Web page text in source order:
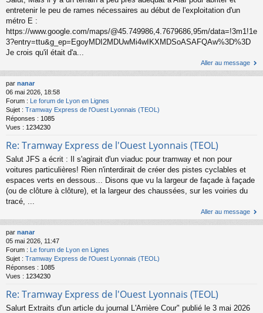
entretenir le peu de rames nécessaires au début de l'exploitation d'un
métro E :
https://www.google.com/maps/@45.749986,4.7679686,95m/data=!3m1!1e
3?entry=ttu&g_ep=EgoyMDI2MDUwMi4wIKXMDSoASAFQAw%3D%3D
Je crois qu'il était d'a...
Aller au message
par nanar
06 mai 2026, 18:58
Forum :
Le forum de Lyon en Lignes
Sujet : Tramway Express de l'Ouest Lyonnais (TEOL)
Réponses : 1085
Vues : 1234230
Re: Tramway Express de l'Ouest Lyonnais (TEOL)
Salut JFS a écrit : Il s'agirait d'un viaduc pour tramway et non pour
voitures particulières! Rien n'interdirait de créer des pistes cyclables et
espaces verts en dessous... Disons que vu la largeur de façade à façade
(ou de clôture à clôture), et la largeur des chaussées, sur les voiries du
tracé, ...
Aller au message
par nanar
05 mai 2026, 11:47
Forum : Le forum de Lyon en Lignes
Sujet : Tramway Express de l'Ouest Lyonnais (TEOL)
Réponses : 1085
Vues : 1234230
Re: Tramway Express de l'Ouest Lyonnais (TEOL)
Salurt Extraits d'un article du journal L'Arrière Cour" publié le 3 mai 2026